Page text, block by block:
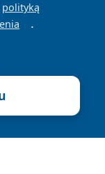
polityką
.
Polityka
Cookies